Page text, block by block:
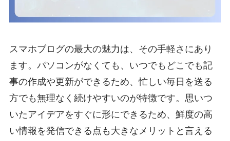
スマホブログの最大の魅力は、その手軽さにあり
ます。パソコンがなくても、いつでもどこでも記
事の作成や更新ができるため、忙しい毎日を送る
方でも無理なく続けやすいのが特徴です。思いつ
いたアイデアをすぐに形にできるため、鮮度の高
い情報を発信できる点も大きなメリットと言える